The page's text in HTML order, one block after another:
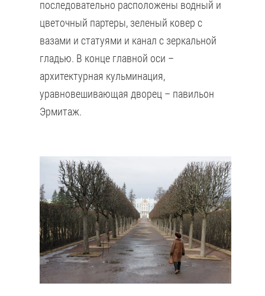
последовательно расположены водный и
цветочный партеры, зеленый ковер с
вазами и статуями и канал с зеркальной
гладью. В конце главной оси –
архитектурная кульминация,
уравновешивающая дворец – павильон
Эрмитаж.